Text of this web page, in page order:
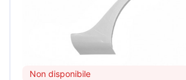
Non disponibile